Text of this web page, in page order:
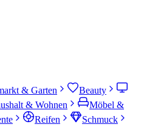
& Garten
Beauty
& Wohnen
Möbel &
Reifen
Schmuck